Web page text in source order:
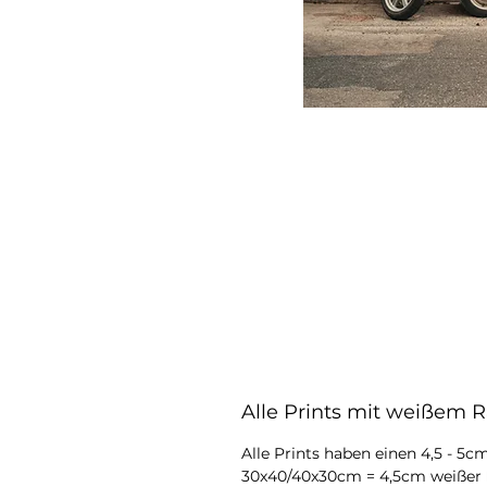
Alle Prints mit weißem
Alle Prints haben einen 4,5 -
30x40/40x30cm = 4,5cm weißer